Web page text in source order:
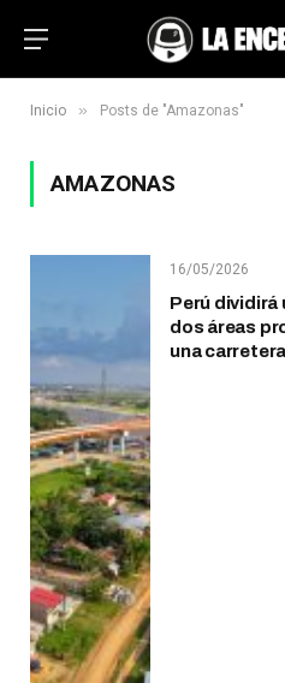
Inicio » Posts de "Amazonas"
AMAZONAS
16/05/2026
Perú dividirá
dos áreas
una